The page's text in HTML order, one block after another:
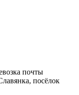
почты
посёлок